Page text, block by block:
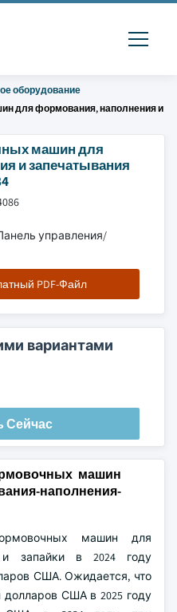
оборудование
для формования, наполнения и
машин для
и запечатывания
управления/
PDF-Файл
вариантами
Сейчас
машин
машин для
и запайки в 2024 году
США. Ожидается, что
США в 2025 году